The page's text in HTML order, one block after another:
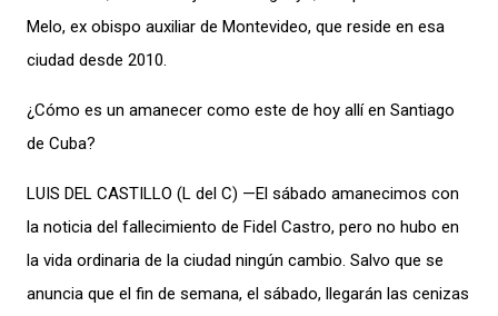
Melo, ex obispo auxiliar de Montevideo, que reside en esa
ciudad desde 2010.
¿Cómo es un amanecer como este de hoy allí en Santiago
de Cuba?
LUIS DEL CASTILLO (L del C) —El sábado amanecimos con
la noticia del fallecimiento de Fidel Castro, pero no hubo en
la vida ordinaria de la ciudad ningún cambio. Salvo que se
anuncia que el fin de semana, el sábado, llegarán las cenizas